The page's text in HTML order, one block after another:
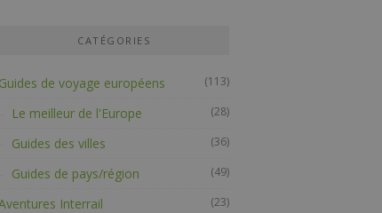
CATÉGORIES
Guides de voyage européens (113)
Le meilleur de l'Europe (28)
Guides des villes (36)
Guides de pays/région (49)
Interrail (23)